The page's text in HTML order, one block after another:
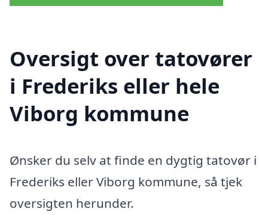
Oversigt over tatovører
i Frederiks eller hele
Viborg kommune
Ønsker du selv at finde en dygtig tatovør i
Frederiks eller Viborg kommune, så tjek
oversigten herunder.